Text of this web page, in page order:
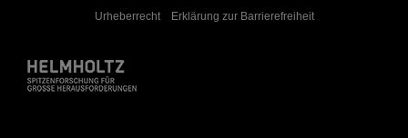
Urheberrecht
Erklärung zur Barrierefreiheit